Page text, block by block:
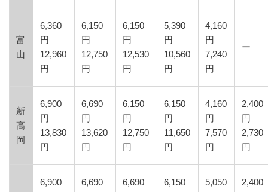
富
山
6,360
円
12,960
円
6,150
円
12,750
円
6,150
円
12,530
円
5,390
円
10,560
円
4,160
円
7,240
円
ー
新
高
岡
6,900
円
13,830
円
6,690
円
13,620
円
6,150
円
12,750
円
6,150
円
11,650
円
4,160
円
7,570
円
2,400
円
2,730
円
6,900
6,690
6,690
6,150
5,050
2,400